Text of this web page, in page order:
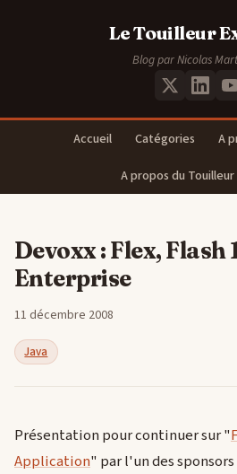
Le Touilleur
Blog par Nicolas
Accueil Catégories
A
A propos du
Devoxx : Flex, Flash
Enterprise
11 décembre 2008
Java
Présentation pour continuer sur "
Application" par l'un des